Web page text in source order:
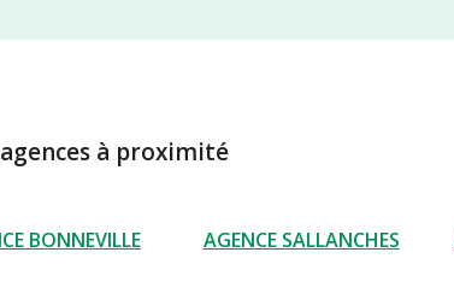
à proximité
BONNEVILLE AGENCE SALLANCHES